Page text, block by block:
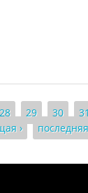
28 29 30 31
›